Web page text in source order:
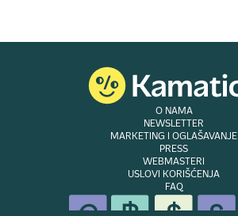
O NAMA
NEWSLETTER
MARKETING I OGLAŠAVANJE
PRESS
WEBMASTERI
USLOVI KORIŠĆENJA
FAQ